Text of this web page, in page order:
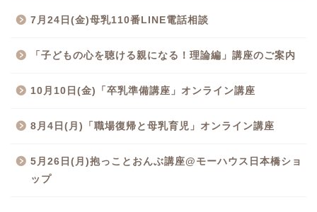
7月24日(金)母乳110番LINE電話相談
「子どもの心を聴ける親になる！理論編」講座のご案内
10月10日(金)「卒乳準備講座」オンライン講座
8月4日(月)「職場復帰と母乳育児」オンライン講座
5月26日(月)抱っことおんぶ講座@モーハウス日本橋ショ
ップ